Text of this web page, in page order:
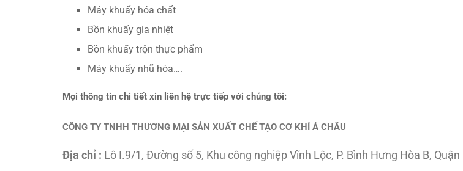
Máy khuấy hóa chất
Bồn khuấy gia nhiệt
Bồn khuấy trộn thực phẩm
Máy khuấy nhũ hóa….
Mọi thông tin chi tiết xin liên hệ trực tiếp với chúng tôi:
CÔNG TY TNHH THƯƠNG MẠI SẢN XUẤT CHẾ TẠO CƠ KHÍ Á CHÂU
Địa chỉ : Lô I.9/1, Đường số 5, Khu công nghiệp Vĩnh Lộc, P. Bình Hưng Hòa B, Quận